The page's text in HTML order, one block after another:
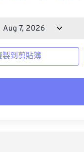
製到剪貼簿